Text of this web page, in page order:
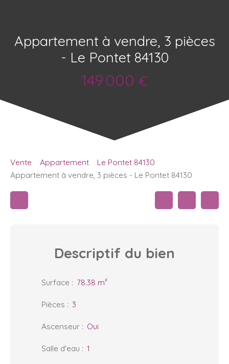
Appartement à vendre, 3 pièces
- Le Pontet 84130
149 000 €
Vente Appartement
Le Pontet 84130
Appartement à vendre, 3 pièces - Le Pontet 84130
Descriptif du bien
Surface : 78.38 m²
Pièces : 3
Ascenseur : Oui
Salle d'eau : 1